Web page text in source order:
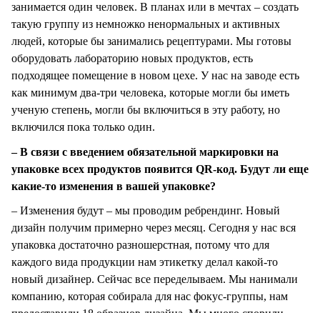
занимается один человек. В планах или в мечтах – создать
такую группу из немножко ненормальных и активных
людей, которые бы занимались рецептурами. Мы готовы
оборудовать лабораторию новых продуктов, есть
подходящее помещение в новом цехе. У нас на заводе есть
как минимум два-три человека, которые могли бы иметь
ученую степень, могли бы включиться в эту работу, но
включился пока только один.
– В связи с введением обязательной маркировки на
упаковке всех продуктов появится QR-код. Будут ли еще
какие-то изменения в вашей упаковке?
– Изменения будут – мы проводим ребрендинг. Новый
дизайн получим примерно через месяц. Сегодня у нас вся
упаковка достаточно разношерстная, потому что для
каждого вида продукции нам этикетку делал какой-то
новый дизайнер. Сейчас все переделываем. Мы нанимали
компанию, которая собирала для нас фокус-группы, нам